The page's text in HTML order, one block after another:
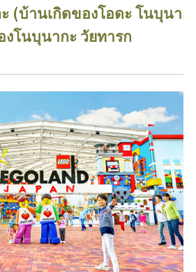
(บ้านเกิดของโอดะ โนบุนา
โนบุนากะ วัยทารก